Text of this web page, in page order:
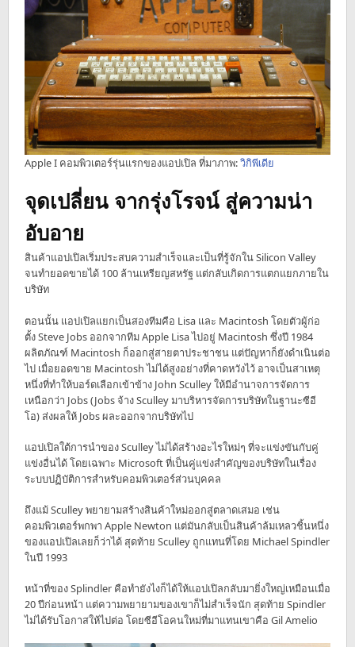
Apple I คอมพิวเตอร์รุ่นแรกของแอปเปิล ที่มาภาพ:วิกิพีเดีย
จุดเปลี่ยน จากรุ่งโรจน์ สู่ความน่า
อับอาย
สินค้าแอปเปิลเริ่มประสบความสำเร็จและเป็นที่รู้จักใน Silicon Valley
จนทำยอดขายได้ 100 ล้านเหรียญสหรัฐ แต่กลับเกิดการแตกแยกภายใน
บริษัท
ตอนนั้น แอปเปิลแยกเป็นสองทีมคือ Lisa และ Macintosh โดยตัวผู้ก่อ
ตั้ง Steve Jobs ออกจากทีม Apple Lisa ไปอยู่ Macintosh ซึ่งปี 1984
ผลิตภัณฑ์ Macintosh ก็ออกสู่สายตาประชาชน แต่ปัญหาก็ยังดำเนินต่อ
ไป เมื่อยอดขาย Macintosh ไม่ได้สูงอย่างที่คาดหวังไว้ อาจเป็นสาเหตุ
หนึ่งที่ทำให้บอร์ดเลือกเข้าข้าง John Sculley ให้มีอำนาจการจัดการ
เหนือกว่า Jobs (Jobs จ้าง Sculley มาบริหารจัดการบริษัทในฐานะซีอี
โอ) ส่งผลให้ Jobs ผละออกจากบริษัทไป
แอปเปิลใต้การนำของ Sculley ไม่ได้สร้างอะไรใหม่ๆ ที่จะแข่งขันกับคู่
แข่งอื่นได้ โดยเฉพาะ Microsoft ที่เป็นคู่แข่งสำคัญของบริษัทในเรื่อง
ระบบปฏิบัติการสำหรับคอมพิวเตอร์ส่วนบุคคล
ถึงแม้ Sculley พยายามสร้างสินค้าใหม่ออกสู่ตลาดเสมอ เช่น
คอมพิวเตอร์พกพา Apple Newton แต่มันกลับเป็นสินค้าล้มเหลวชิ้นหนึ่ง
ของแอปเปิลเลยก็ว่าได้ สุดท้าย Sculley ถูกแทนที่โดย Michael Spindler
ในปี 1993
หน้าที่ของ Splindler คือทำยังไงก็ได้ให้แอปเปิลกลับมายิ่งใหญ่เหมือนเมื่อ
20 ปีก่อนหน้า แต่ความพยายามของเขาก็ไม่สำเร็จนัก สุดท้าย Spindler
ไม่ได้รับโอกาสให้ไปต่อ โดยซีอีโอคนใหม่ที่มาแทนเขาคือ Gil Amelio